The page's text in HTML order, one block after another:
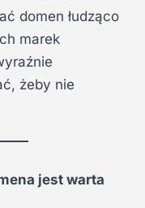
domen łudząco
marek
żeby nie
jest warta